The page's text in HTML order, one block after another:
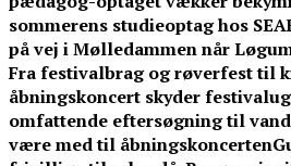
sommerens studieoptag hos SEA
på vej i Mølledammen når
Fra festivalbrag og røverfest til
åbningskoncert skyder
omfattende eftersøgning til
være med til åbningskoncerten